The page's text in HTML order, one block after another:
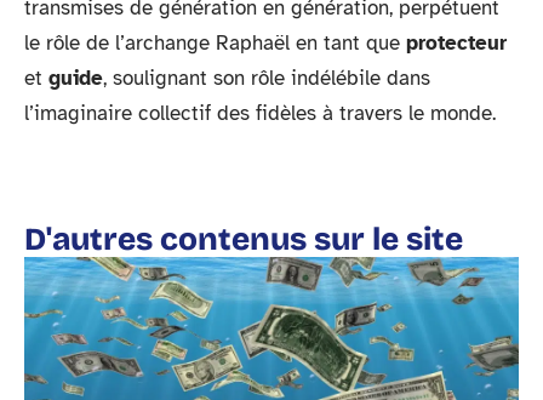
transmises de génération en génération, perpétuent
le rôle de l’archange Raphaël en tant que protecteur
et guide, soulignant son rôle indélébile dans
l’imaginaire collectif des fidèles à travers le monde.
D'autres contenus sur le site